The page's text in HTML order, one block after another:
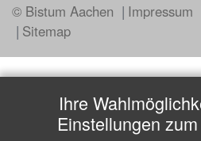
© Bistum Aachen Impressum
Sitemap
Ihre
Einstellungen